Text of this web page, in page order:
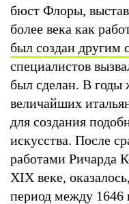
бюст Флоры,
более века как
был создан другим
специалистов
был сделан. В годы
величайших
для создания
искусства. После
работами Ричарда
XIX веке,
период между 1646